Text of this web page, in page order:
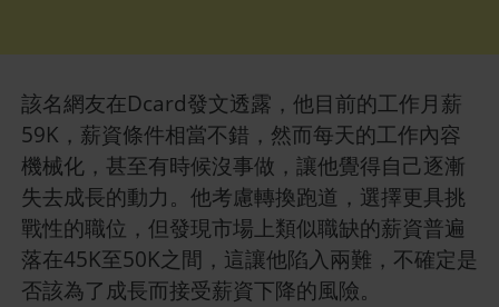
該名網友在Dcard發文透露，他目前的工作月薪
59K，薪資條件相當不錯，然而每天的工作內容
機械化，甚至有時候沒事做，讓他覺得自己逐漸
失去成長的動力。他考慮轉換跑道，選擇更具挑
戰性的職位，但發現市場上類似職缺的薪資普遍
落在45K至50K之間，這讓他陷入兩難，不確定是
否該為了成長而接受薪資下降的風險。